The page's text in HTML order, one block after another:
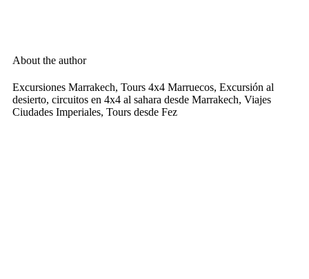
About the author
Excursiones Marrakech, Tours 4x4 Marruecos, Excursión al
desierto, circuitos en 4x4 al sahara desde Marrakech, Viajes
Ciudades Imperiales, Tours desde Fez